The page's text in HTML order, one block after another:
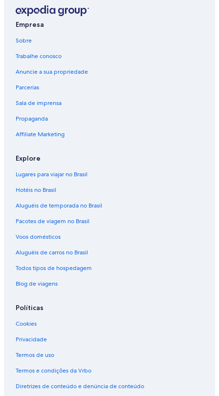
Empresa
Sobre
Trabalhe conosco
Anuncie a sua propriedade
Parcerias
Sala de imprensa
Propaganda
Affiliate Marketing
Explore
Lugares para viajar no Brasil
Hotéis no Brasil
Aluguéis de temporada no Brasil
Pacotes de viagem no Brasil
Voos domésticos
Aluguéis de carros no Brasil
Todos tipos de hospedagem
Blog de viagens
Políticas
Cookies
Privacidade
Termos de uso
Termos e condições da Vrbo
Diretrizes de conteúdo e denúncia de conteúdo